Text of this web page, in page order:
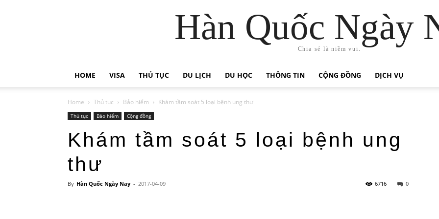
Hàn Quốc Ngày
Chia sẻ là niềm vui.
HOME VISA THỦ TỤC DU LỊCH DU HỌC THÔNG TIN CỘNG ĐỒNG DỊCH VỤ
Home Thủ tục Bảo hiểm Khám tầm soát 5 loại bệnh ung thư
Thủ tục Bảo hiểm Cộng đồng
Khám tầm soát 5 loại bệnh ung
thư
By Hàn Quốc Ngày Nay - 2017-04-09 0
6716